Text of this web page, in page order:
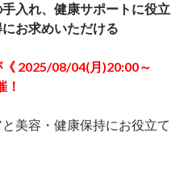
入れ、健康サポートに役立
お求めいただける
2025/08/04(月)20:00～
！
美容・健康保持にお役立て